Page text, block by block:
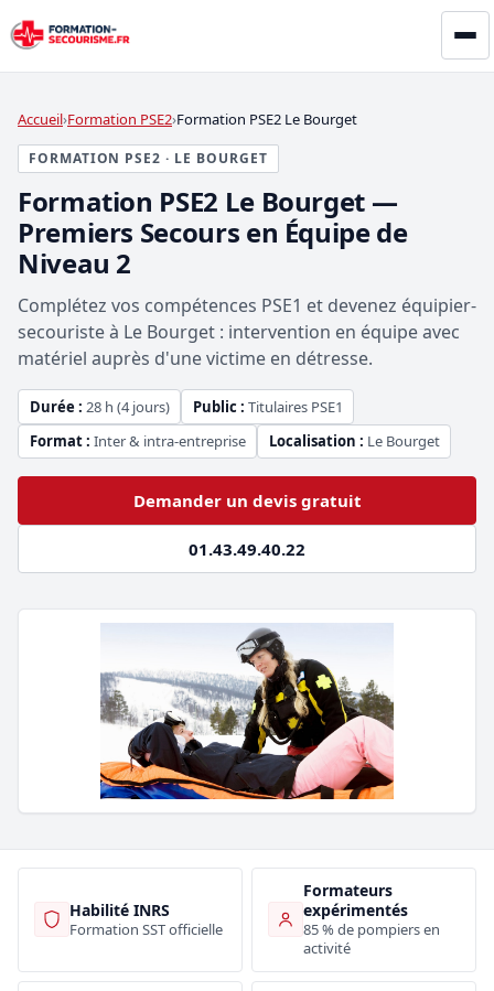
Accueil Formation PSE2 Formation PSE2 Le Bourget
FORMATION PSE2 · LE BOURGET
Formation PSE2 Le Bourget —
Premiers Secours en Équipe de
Niveau 2
Complétez vos compétences PSE1 et devenez équipier-
secouriste à Le Bourget : intervention en équipe avec
matériel auprès d'une victime en détresse.
Durée : 28 h (4 jours) Public : Titulaires PSE1
Format : Inter & intra-entreprise Localisation : Le Bourget
Demander un devis gratuit
01.43.49.40.22
Habilité INRS
Formation SST officielle
Formateurs
expérimentés
85 % de pompiers en
activité